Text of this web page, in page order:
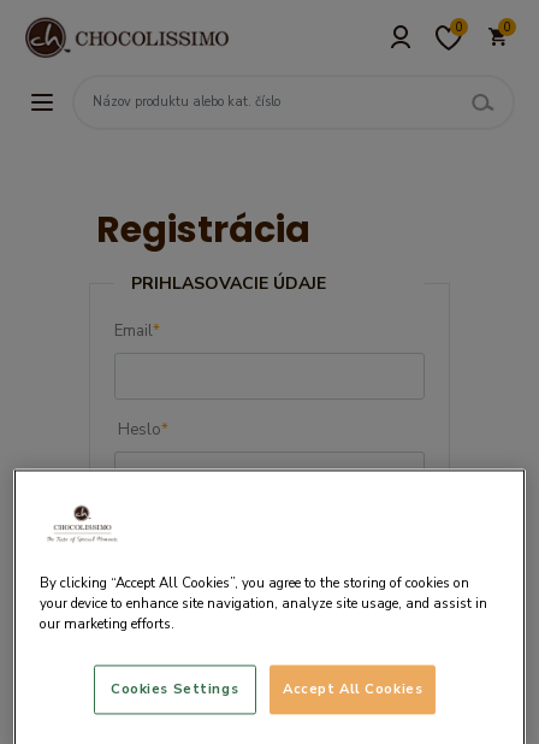
0 0
Registrácia
PRIHLASOVACIE ÚDAJE
Email*
Heslo*
VAŠE OSOBNÉ ÚDAJE
Firma
By clicking “Accept All Cookies”, you agree to the storing of cookies on
your device to enhance site navigation, analyze site usage, and assist in
our marketing efforts.
Accept All Cookies
Cookies Settings